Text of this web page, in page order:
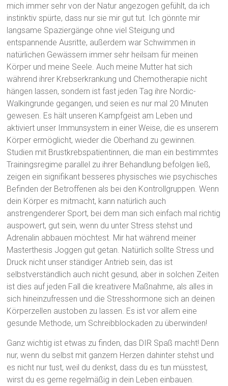
mich immer sehr von der Natur angezogen gefühlt, da ich
instinktiv spürte, dass nur sie mir gut tut. Ich gönnte mir
langsame Spaziergänge ohne viel Steigung und
entspannende Ausritte, außerdem war Schwimmen in
natürlichen Gewässern immer sehr heilsam für meinen
Körper und meine Seele. Auch meine Mutter hat sich
während ihrer Krebserkrankung und Chemotherapie nicht
hängen lassen, sondern ist fast jeden Tag ihre Nordic-
Walkingrunde gegangen, und seien es nur mal 20 Minuten
gewesen. Es hält unseren Kampfgeist am Leben und
aktiviert unser Immunsystem in einer Weise, die es unserem
Körper ermöglicht, wieder die Oberhand zu gewinnen.
Studien mit Brustkrebspatientinnen, die man ein bestimmtes
Trainingsregime parallel zu ihrer Behandlung befolgen ließ,
zeigen ein signifikant besseres physisches wie psychisches
Befinden der Betroffenen als bei den Kontrollgruppen. Wenn
dein Körper es mitmacht, kann natürlich auch
anstrengenderer Sport, bei dem man sich einfach mal richtig
auspowert, gut sein, wenn du unter Stress stehst und
Adrenalin abbauen möchtest. Mir hat während meiner
Masterthesis Joggen gut getan. Natürlich sollte Stress und
Druck nicht unser ständiger Antrieb sein, das ist
selbstverständlich auch nicht gesund, aber in solchen Zeiten
ist dies auf jeden Fall die kreativere Maßnahme, als alles in
sich hineinzufressen und die Stresshormone sich an deinen
Körperzellen austoben zu lassen. Es ist vor allem eine
gesunde Methode, um Schreibblockaden zu überwinden!
Ganz wichtig ist etwas zu finden, das DIR Spaß macht! Denn
nur, wenn du selbst mit ganzem Herzen dahinter stehst und
es nicht nur tust, weil du denkst, dass du es tun müsstest,
wirst du es gerne regelmäßig in dein Leben einbauen.